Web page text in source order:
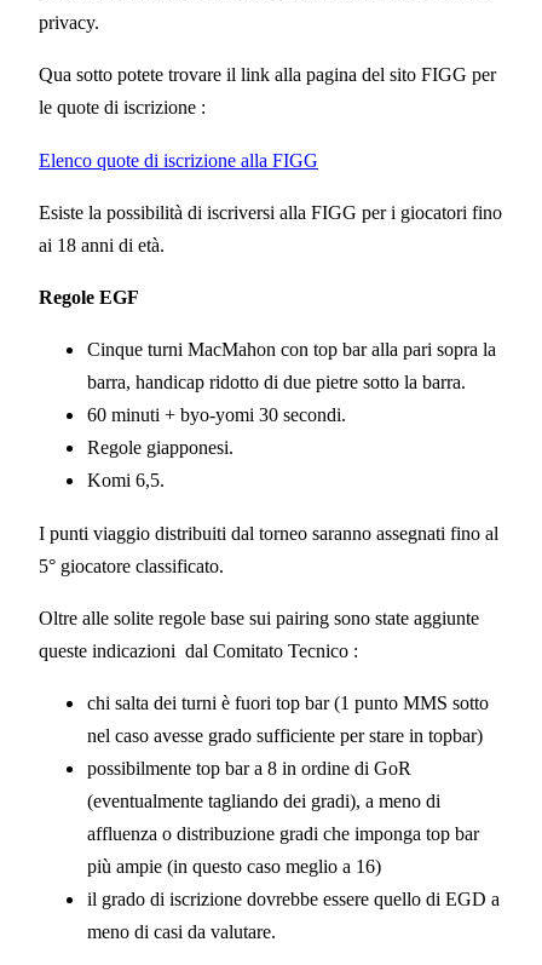
privacy.
Qua sotto potete trovare il link alla pagina del sito FIGG per
le quote di iscrizione :
Elenco quote di iscrizione alla FIGG
Esiste la possibilità di iscriversi alla FIGG per i giocatori fino
ai 18 anni di età.
Regole EGF
Cinque turni MacMahon con top bar alla pari sopra la
barra, handicap ridotto di due pietre sotto la barra.
60 minuti + byo-yomi 30 secondi.
Regole giapponesi.
Komi 6,5.
I punti viaggio distribuiti dal torneo saranno assegnati fino al
5° giocatore classificato.
Oltre alle solite regole base sui pairing sono state aggiunte
queste indicazioni dal Comitato Tecnico :
chi salta dei turni è fuori top bar (1 punto MMS sotto
nel caso avesse grado sufficiente per stare in topbar)
possibilmente top bar a 8 in ordine di GoR
(eventualmente tagliando dei gradi), a meno di
affluenza o distribuzione gradi che imponga top bar
più ampie (in questo caso meglio a 16)
il grado di iscrizione dovrebbe essere quello di EGD a
meno di casi da valutare.